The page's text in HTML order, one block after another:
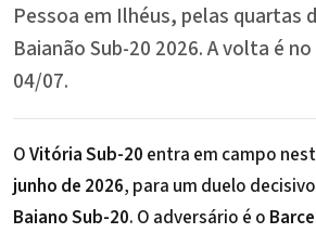
Pessoa em Ilhéus, pelas quartas
Baianão Sub-20 2026. A volta é
04/07.
OVitória Sub-20 entra em campo
junho de 2026, para um duelo
Baiano Sub-20. O adversário é o